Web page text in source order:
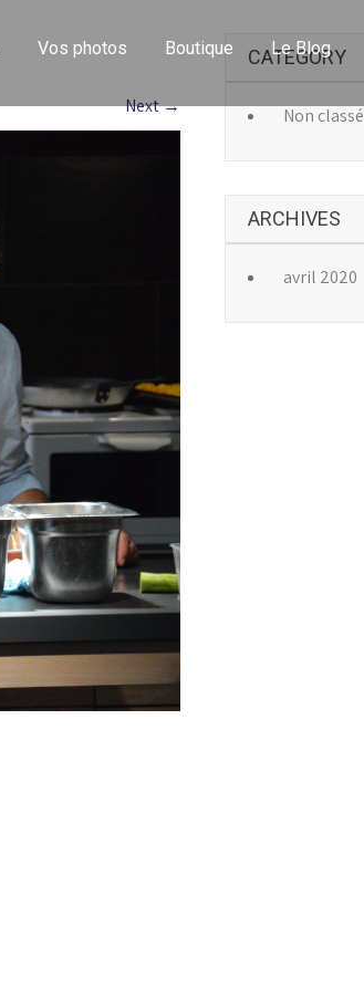
Vos photos Boutique Le Blog
Next→
CATEGORY
Non classé
ARCHIVES
avril 2020